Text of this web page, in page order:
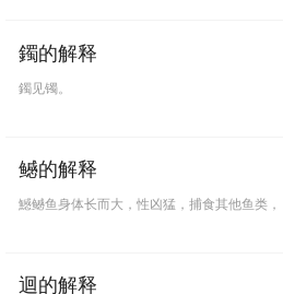
鐲的解释
鐲见镯。
鳡的解释
鱤鳡鱼身体长而大，性凶猛，捕食其他鱼类，
迴的解释